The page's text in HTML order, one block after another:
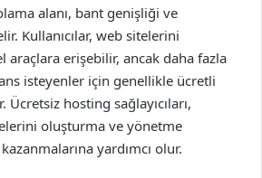
alanı, bant genişliği ve
Kullanıcılar, web sitelerini
erişebilir, ancak daha fazla
isteyenler için genellikle ücretli
hosting sağlayıcıları,
oluşturma ve yönetme
yardımcı olur.